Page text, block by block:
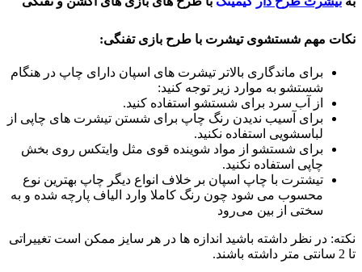
نکات مهم شستشوی تیشرت با طرح بازی تفنگی:
برای ماندگاری بالاتر تیشرت های اسپان دارای چاپ در هنگام
شستشو به موارد زیر توجه کنید:
از آب سرد برای شستشو استفاده کنید.
برای آسیب ندیدن رنگ چاپ برای شستن تیشرت های چاپی از
لباسشویی استفاده نکنید.
برای شستشو از مواد شوینده قوی مثل وایتکس روی بخش
چاپی استفاده نکنید.
تیشترت با چاپ اسپان بر خلاف انواع دیگر چاپ بهترین نوع
محسوب می شود چون رنگ کاملا وارد الیاف پارچه شده و به
سختی از بین می‌رود
نکته: در نظر داشته باشید اندازه ها در هر سایز ممکن است تغییراتی
تا 2 سانتی متر داشته باشند.